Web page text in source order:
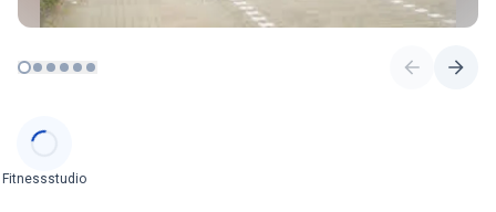
Categories
Fitnessstudio